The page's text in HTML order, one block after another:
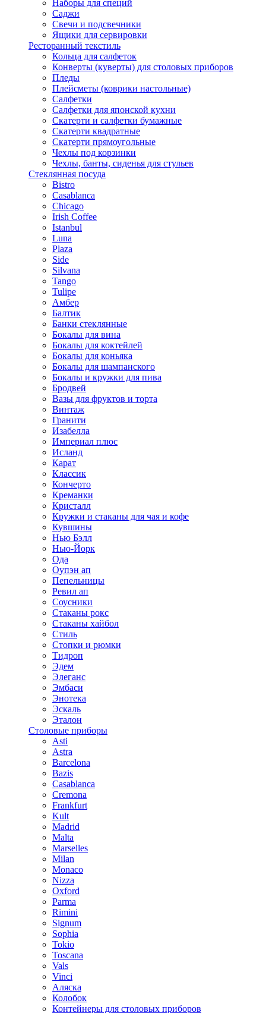
Наборы для специй
Саджи
Свечи и подсвечники
Ящики для сервировки
Ресторанный текстиль
Кольца для салфеток
Конверты (куверты) для столовых приборов
Пледы
Плейсметы (коврики настольные)
Салфетки
Салфетки для японской кухни
Скатерти и салфетки бумажные
Скатерти квадратные
Скатерти прямоугольные
Чехлы под корзинки
Чехлы, банты, сиденья для стульев
Стеклянная посуда
Bistro
Casablanca
Chicago
Irish Coffee
Istanbul
Luna
Plaza
Side
Silvana
Tango
Tulipe
Амбер
Балтик
Банки стеклянные
Бокалы для вина
Бокалы для коктейлей
Бокалы для коньяка
Бокалы для шампанского
Бокалы и кружки для пива
Бродвей
Вазы для фруктов и торта
Винтаж
Гранити
Изабелла
Империал плюс
Исланд
Карат
Классик
Кончерто
Креманки
Кристалл
Кружки и стаканы для чая и кофе
Кувшины
Нью Бэлл
Нью-Йорк
Ода
Оупэн ап
Пепельницы
Ревил ап
Соусники
Стаканы рокс
Стаканы хайбол
Стиль
Стопки и рюмки
Тидроп
Эдем
Элеганс
Эмбаси
Энотека
Эскаль
Эталон
Столовые приборы
Asti
Astra
Barcelona
Bazis
Casablanca
Cremona
Frankfurt
Kult
Madrid
Malta
Marselles
Milan
Monaco
Nizza
Oxford
Parma
Rimini
Signum
Sophia
Tokio
Toscana
Vals
Vinci
Аляска
Колобок
Контейнеры для столовых приборов